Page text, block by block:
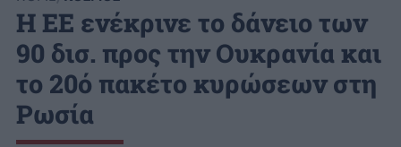
Η ΕΕ ενέκρινε το δάνειο των
90 δισ. προς την Ουκρανία και
το 20ό πακέτο κυρώσεων στη
Ρωσία